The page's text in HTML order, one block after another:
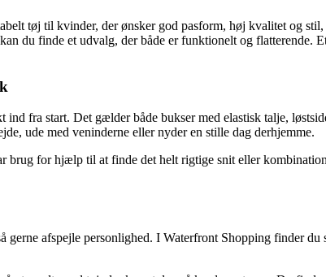
tøj til kvinder, der ønsker god pasform, høj kvalitet og
du finde et udvalg, der både er funktionelt og flatterende.
fra start. Det gælder både bukser med elastisk talje,
ude med veninderne eller nyder en stille dag derhjemme.
brug for hjælp til at finde det helt rigtige snit eller
afspejle personlighed. I Waterfront Shopping finder